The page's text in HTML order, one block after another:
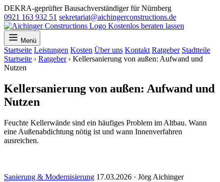
DEKRA-geprüfter Bausachverständiger für Nürnberg
0921 163 932 51 sekretariat@aichingerconstructions.de
Kostenlos beraten lassen
Menü
Startseite Leistungen Kosten Über uns Kontakt Ratgeber Stadtteile
Startseite › Ratgeber › Kellersanierung von außen: Aufwand und
Nutzen
Kellersanierung von außen: Aufwand und
Nutzen
Feuchte Kellerwände sind ein häufiges Problem im Altbau. Wann
eine Außenabdichtung nötig ist und wann Innenverfahren
ausreichen.
Sanierung & Modernisierung 17.03.2026 · Jörg Aichinger